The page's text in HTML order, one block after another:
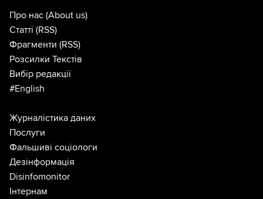
Про нас (About us)
Статті (RSS)
Фрагменти (RSS)
Розсилки Текстів
Вибір редакції
#English
Журналістика даних
Послуги
Фальшиві соціологи
Дезінформація
Disinfomonitor
Інтернам